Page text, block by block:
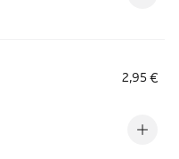
2,95 €